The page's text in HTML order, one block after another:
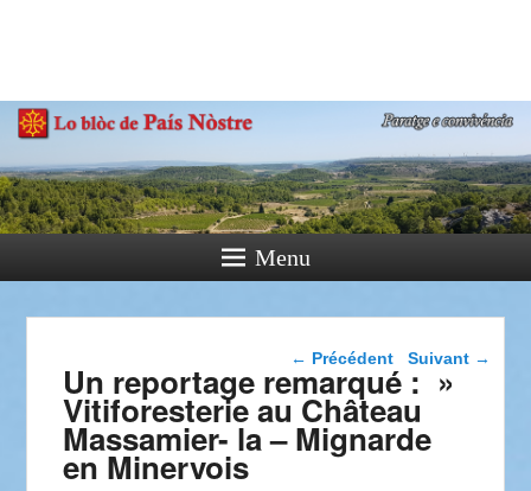
Paratge e Convivència
Menu
Navigation dans les
articles
← Précédent Suivant →
Un reportage remarqué : »
Vitiforesterie au Château
Massamier- la – Mignarde
en Minervois